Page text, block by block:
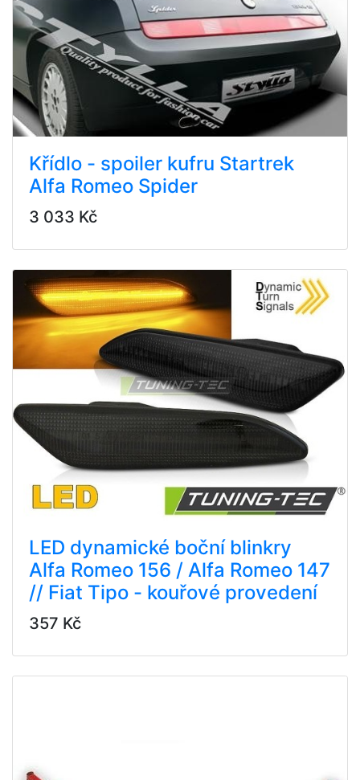
Křídlo - spoiler kufru Startrek
Alfa Romeo Spider
3 033 Kč
LED dynamické boční blinkry
Alfa Romeo 156 / Alfa Romeo 147
// Fiat Tipo - kouřové provedení
357 Kč